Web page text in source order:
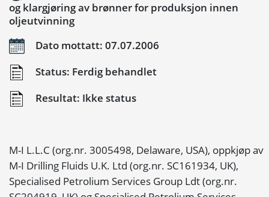
og klargjøring av brønner for produksjon innen
oljeutvinning
Dato mottatt: 07.07.2006
Status: Ferdig behandlet
Resultat: Ikke status
M-I L.L.C (org.nr. 3005498, Delaware, USA), oppkjøp av
M-I Drilling Fluids U.K. Ltd (org.nr. SC161934, UK),
Specialised Petrolium Services Group Ldt (org.nr.